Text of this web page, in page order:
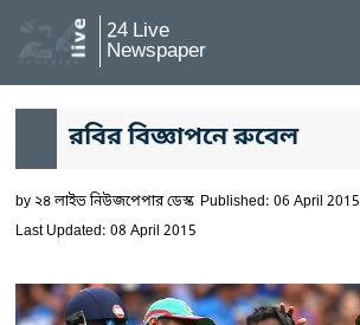
24 Live
Newspaper
রবির বিজ্ঞাপনে রুবেল
by২৪ লাইভ নিউজপেপার ডেস্ক Published: 06 April 2015
Last Updated: 08 April 2015